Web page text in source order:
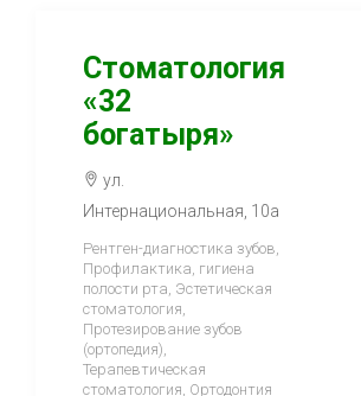
Стоматология
«32
богатыря»
ул.
Интернациональная, 10а
Рентген-диагностика зубов,
Профилактика, гигиена
полости рта, Эстетическая
стоматология,
Протезирование зубов
(ортопедия),
Терапевтическая
стоматология, Ортодонтия